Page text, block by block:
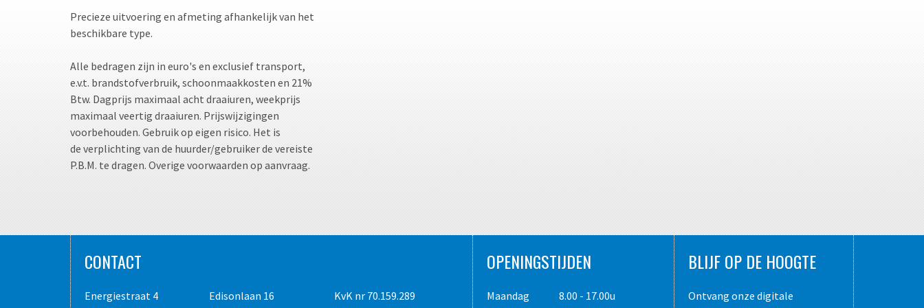
Precieze uitvoering en afmeting afhankelijk van het
beschikbare type.
Alle bedragen zijn in euro's en exclusief transport,
e.v.t. brandstofverbruik, schoonmaakkosten en 21%
Btw. Dagprijs maximaal acht draaiuren, weekprijs
maximaal veertig draaiuren. Prijswijzigingen
voorbehouden. Gebruik op eigen risico. Het is
de verplichting van de huurder/gebruiker de vereiste
P.B.M. te dragen. Overige voorwaarden op aanvraag.
CONTACT
Energiestraat 4
Edisonlaan 16
KvK nr 70.159.289
OPENINGSTIJDEN
Maandag
8.00 - 17.00u
BLIJF OP DE HOOGTE
Ontvang onze digitale